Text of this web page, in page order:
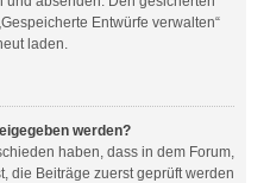
Entwürfe verwalten“
laden.
werden?
haben, dass in dem Forum,
die Beiträge zuerst geprüft werden